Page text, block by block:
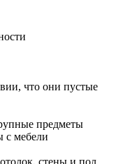
что они пустые
предметы
с мебели
стены и пол